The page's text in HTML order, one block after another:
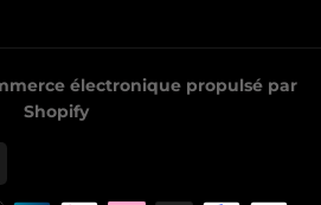
électronique propulsé par
Shopify